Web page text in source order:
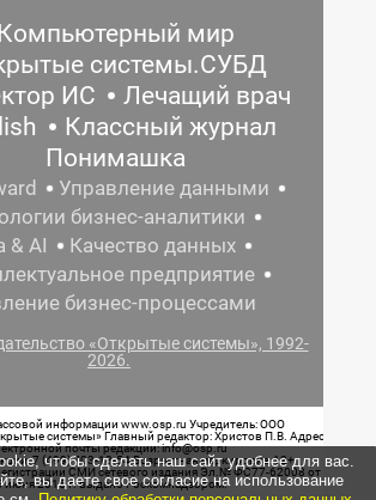
Компьютерный мир
системы.СУБД
ИС
Лечащий врач
Классный журнал
Понимашка
Управление данными
бизнес-аналитики
& AI
Качество данных
предприятие
бизнес-процессами
«Открытые системы», 1992-
2026.
информации www.osp.ru Учредитель: ООО
системы» Главный редактор: Христов П.В. Адрес
почты редакции: info@osp.ru
7 (499) 703-18-54 Возрастная маркировка: 12+
СМИ сетевого издания Эл.№ ФС77-62008 от
июня 2015 г. выдано Роскомнадзором.
чтобы сделать наш сайт удобнее для вас.
вы даете свое согласие на использование